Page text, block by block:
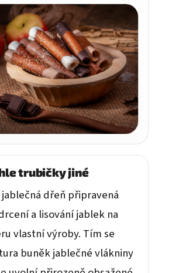
trubičky jiné
dřeň připravená
a lisování jablek na
vlastní výroby. Tím se
buněk jablečné vlákniny